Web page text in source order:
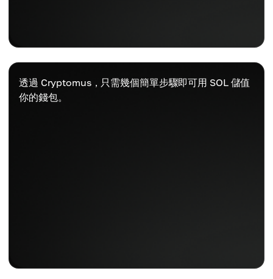
透過 Cryptomus，只需幾個簡單步驟即可用 SOL 儲值
你的錢包。